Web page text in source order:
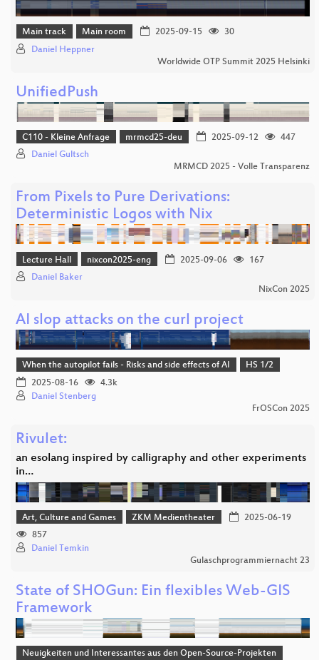
Main track Main room 2025-09-15
30
Daniel Heppner
Worldwide OTP Summit 2025 Helsinki
UnifiedPush
C110 - Kleine Anfrage mrmcd25-deu 2025-09-12
447
Daniel Gultsch
MRMCD 2025 - Volle Transparenz
From Pixels to Pure Derivations:
Deterministic Logos with Nix
Lecture Hall nixcon2025-eng 2025-09-06
167
Daniel Baker
NixCon 2025
AI slop attacks on the curl project
When the autopilot fails - Risks and side effects of AI
HS 1/2
2025-08-16
4.3k
Daniel Stenberg
FrOSCon 2025
Rivulet:
an esolang inspired by calligraphy and other experiments
in…
Art, Culture and Games ZKM Medientheater
2025-06-19
857
Daniel Temkin
Gulaschprogrammiernacht 23
State of SHOGun: Ein flexibles Web-GIS
Framework
Neuigkeiten und Interessantes aus den Open-Source-Projekten